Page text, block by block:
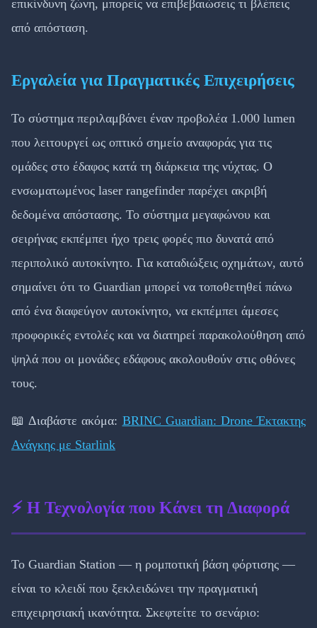
επικίνδυνη ζώνη, μπορείς να επιβεβαιώσεις τι βλέπεις
από απόσταση.
Εργαλεία για Πραγματικές Επιχειρήσεις
Το σύστημα περιλαμβάνει έναν προβολέα 1.000 lumen
που λειτουργεί ως οπτικό σημείο αναφοράς για τις
ομάδες στο έδαφος κατά τη διάρκεια της νύχτας. Ο
ενσωματωμένος laser rangefinder παρέχει ακριβή
δεδομένα απόστασης. Το σύστημα μεγαφώνου και
σειρήνας εκπέμπει ήχο τρεις φορές πιο δυνατά από
περιπολικό αυτοκίνητο. Για καταδιώξεις οχημάτων, αυτό
σημαίνει ότι το Guardian μπορεί να τοποθετηθεί πάνω
από ένα διαφεύγον αυτοκίνητο, να εκπέμπει άμεσες
προφορικές εντολές και να διατηρεί παρακολούθηση από
ψηλά που οι μονάδες εδάφους ακολουθούν στις οθόνες
τους.
📖 Διαβάστε ακόμα: BRINC Guardian: Drone Έκτακτης
Ανάγκης με Starlink
⚡ Η Τεχνολογία που Κάνει τη Διαφορά
Το Guardian Station — η ρομποτική βάση φόρτισης —
είναι το κλειδί που ξεκλειδώνει την πραγματική
επιχειρησιακή ικανότητα. Σκεφτείτε το σενάριο: